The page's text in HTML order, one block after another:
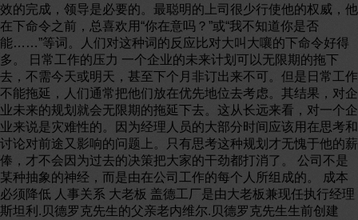
效的完成，领导是必要的。最聪明的上司很少行使他的权威，他
在下命令之前，总喜欢用“你在意吗？”或“我不知道你是否
能……”等词。人们对这种词的反应比对大叫大嚷的下命令好得
多。 日常工作的压力 一个企业的未来计划可以无限期的拖下
去，不需今天或明天，甚至下个月非订出来不可。但是日常工作
不能拖延，人们通常把他们放在优先地位去考虑。其结果，对企
业未来的规划就会无限期的拖延下去。这从长远来看，对一个企
业来说是灾难性的。因为经理人员的大部分时间应该用在思考和
讨论对前途又影响的问题上。只有思考这种规划才无愧于他的薪
俸，才不会因为过去的决策把大家的干劲都打消了。 公司不是
某种抽象的神经，而是由在公司工作的每个人所组成的。 成本
必须降低 人事关系 大老板 盖德工厂是由大老板兼现任执行经理
斯坦利.贝德罗克先生的父亲老内维尔.贝德罗克先生生前创建